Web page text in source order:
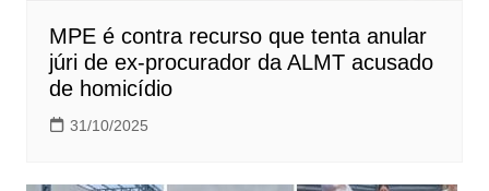
MPE é contra recurso que tenta anular
júri de ex-procurador da ALMT acusado
de homicídio
31/10/2025